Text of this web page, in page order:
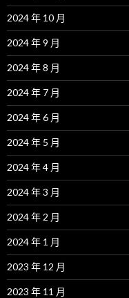
2024 年 10 月
2024 年 9 月
2024 年 8 月
2024 年 7 月
2024 年 6 月
2024 年 5 月
2024 年 4 月
2024 年 3 月
2024 年 2 月
2024 年 1 月
2023 年 12 月
2023 年 11 月